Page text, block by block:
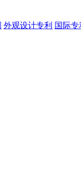
外观设计专利 国际专